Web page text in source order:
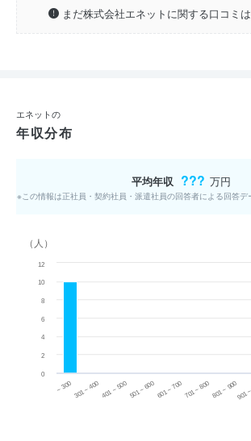
まだ株式会社エネットに関する口コミは
エネットの
年収分布
平均年収 ??? 万円
※この情報は正社員・契約社員・派遣社員の回答者による回答デ
（人）
~ 300 301 ~ 400 401 ~ 500501 ~ 600601 ~ 700701 ~ 800801 ~ 900901
0
2
4
6
8
10
12